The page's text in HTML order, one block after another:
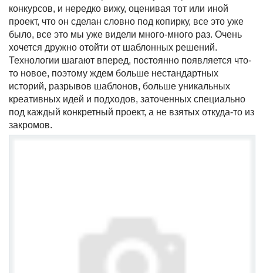
конкурсов, и нередко вижу, оценивая тот или иной
проект, что он сделан словно под копирку, все это уже
было, все это мы уже видели много-много раз. Очень
хочется дружно отойти от шаблонных решений.
Технологии шагают вперед, постоянно появляется что-
то новое, поэтому ждем больше нестандартных
историй, разрывов шаблонов, больше уникальных
креативных идей и подходов, заточенных специально
под каждый конкретный проект, а не взятых откуда-то из
закромов.